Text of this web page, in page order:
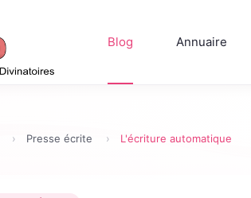
Blog Annuaire
Presse écrite L'écriture automatique